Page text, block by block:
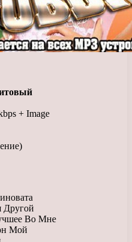
+ Image
Во Мне
Мой